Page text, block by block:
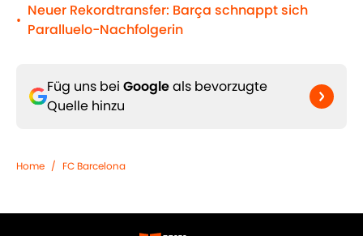
•
Neuer Rekordtransfer: Barça schnappt sich
Paralluelo-Nachfolgerin
Füg uns bei Googleals bevorzugte
Quelle hinzu
Home / FC Barcelona